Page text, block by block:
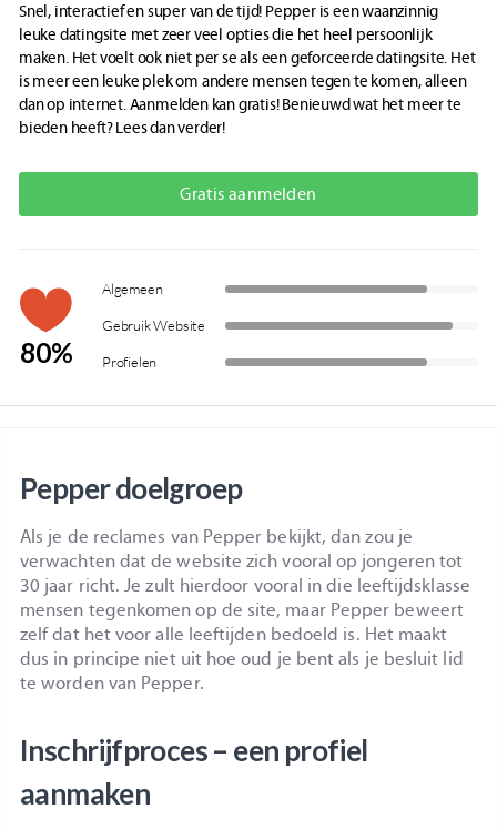
Snel, interactief en super van de tijd! Pepper is een waanzinnig
leuke datingsite met zeer veel opties die het heel persoonlijk
maken. Het voelt ook niet per se als een geforceerde datingsite. Het
is meer een leuke plek om andere mensen tegen te komen, alleen
dan op internet. Aanmelden kan gratis! Benieuwd wat het meer te
bieden heeft? Lees dan verder!
Gratis aanmelden
80%
Algemeen
Gebruik Website
Profielen
Pepper doelgroep
Als je de reclames van Pepper bekijkt, dan zou je
verwachten dat de website zich vooral op jongeren tot
30 jaar richt. Je zult hierdoor vooral in die leeftijdsklasse
mensen tegenkomen op de site, maar Pepper beweert
zelf dat het voor alle leeftijden bedoeld is. Het maakt
dus in principe niet uit hoe oud je bent als je besluit lid
te worden van Pepper.
Inschrijfproces – een profiel
aanmaken